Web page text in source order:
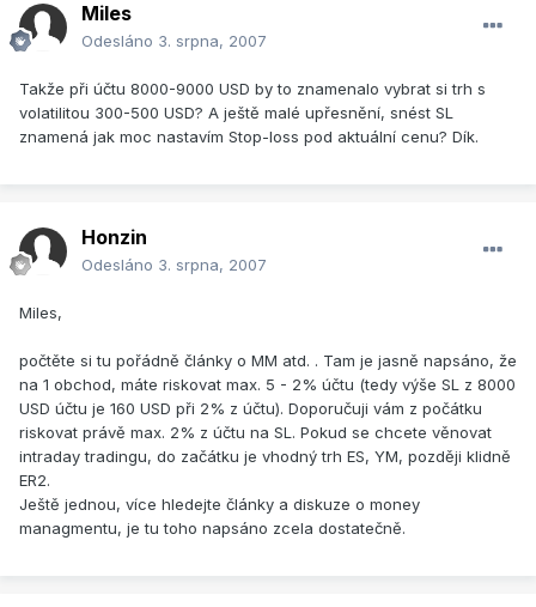
Miles
Odesláno 3. srpna, 2007
Takže při účtu 8000-9000 USD by to znamenalo vybrat si trh s
volatilitou 300-500 USD? A ještě malé upřesnění, snést SL
znamená jak moc nastavím Stop-loss pod aktuální cenu? Dík.
Honzin
Odesláno 3. srpna, 2007
Miles,
počtěte si tu pořádně články o MM atd. . Tam je jasně napsáno, že
na 1 obchod, máte riskovat max. 5 - 2% účtu (tedy výše SL z 8000
USD účtu je 160 USD při 2% z účtu). Doporučuji vám z počátku
riskovat právě max. 2% z účtu na SL. Pokud se chcete věnovat
intraday tradingu, do začátku je vhodný trh ES, YM, později klidně
ER2.
Ještě jednou, více hledejte články a diskuze o money
managmentu, je tu toho napsáno zcela dostatečně.